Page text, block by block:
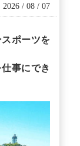
/ 08 / 07
ポーツを
事にでき